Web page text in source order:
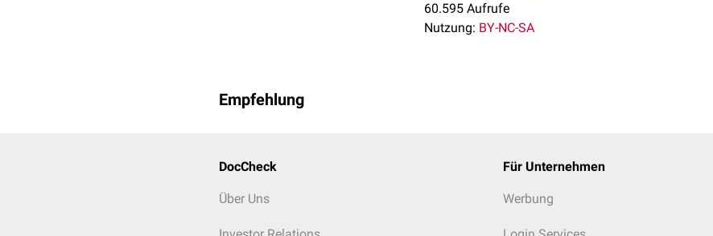
60.595 Aufrufe
Nutzung: BY-NC-SA
Empfehlung
DocCheck
Über Uns
Für Unternehmen
Werbung